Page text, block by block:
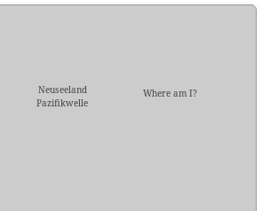
Neuseeland
Pazifikwelle
Where am I?